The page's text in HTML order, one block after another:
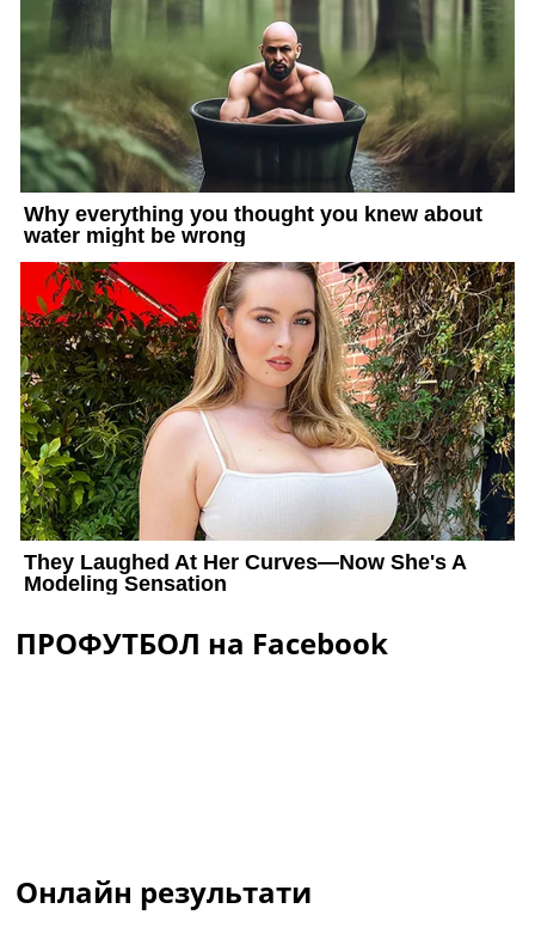
ПРОФУТБОЛ на Facebook
Онлайн результати